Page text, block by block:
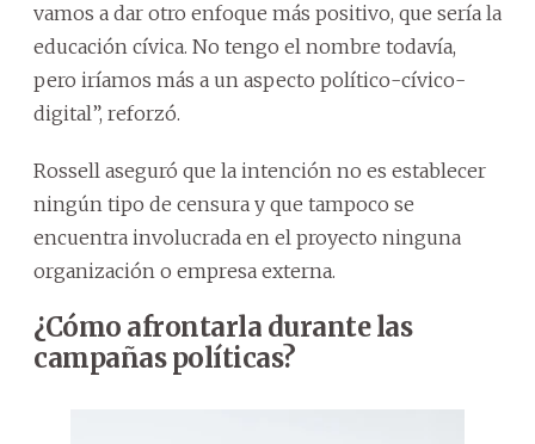
vamos a dar otro enfoque más positivo, que sería la
educación cívica. No tengo el nombre todavía,
pero iríamos más a un aspecto político-cívico-
digital”, reforzó.
Rossell aseguró que la intención no es establecer
ningún tipo de censura y que tampoco se
encuentra involucrada en el proyecto ninguna
organización o empresa externa.
¿Cómo afrontarla durante las
campañas políticas?